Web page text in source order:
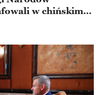
w chińskim